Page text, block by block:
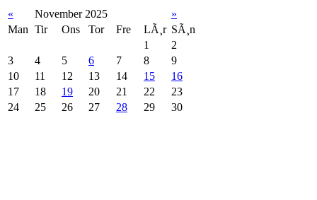
« November 2025
»
Man Tir Ons Tor Fre LÃ¸r SÃ¸n
1
2
3
4 5 6 7 8
9
10
11 12 13 14 15
16
17
18 19 20 21 22
23
24
25 26 27 28 29 30